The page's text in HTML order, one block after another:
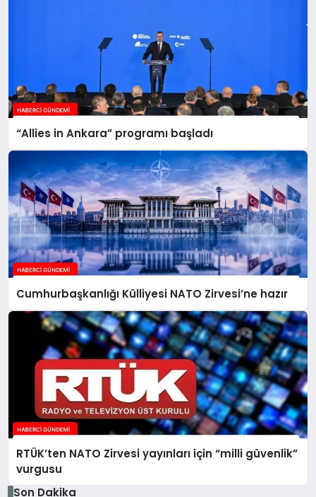
“Allies in Ankara” programı başladı
Cumhurbaşkanlığı Külliyesi NATO Zirvesi’ne hazır
RTÜK’ten NATO Zirvesi yayınları için “milli güvenlik”
vurgusu
Son Dakika